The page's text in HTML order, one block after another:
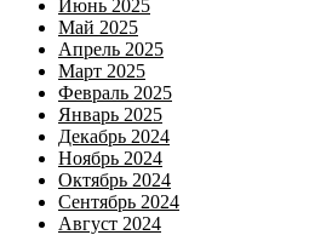
Июнь 2025
Май 2025
Апрель 2025
Март 2025
Февраль 2025
Январь 2025
Декабрь 2024
Ноябрь 2024
Октябрь 2024
Сентябрь 2024
Август 2024